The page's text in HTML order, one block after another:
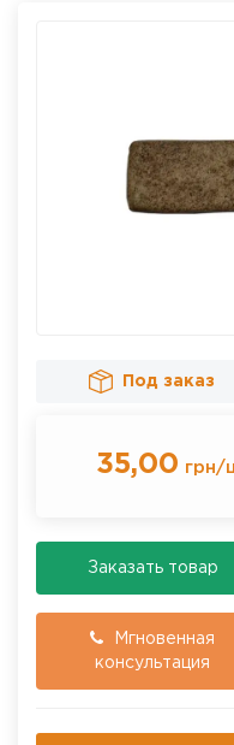
Под заказ
35,00 грн/
Заказать товар
Мгновенная
консультация